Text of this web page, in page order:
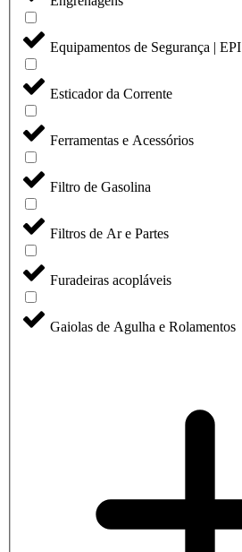
Equipamentos de Segurança | EPI
Esticador da Corrente
Ferramentas e Acessórios
Filtro de Gasolina
Filtros de Ar e Partes
Furadeiras acopláveis
Gaiolas de Agulha e Rolamentos